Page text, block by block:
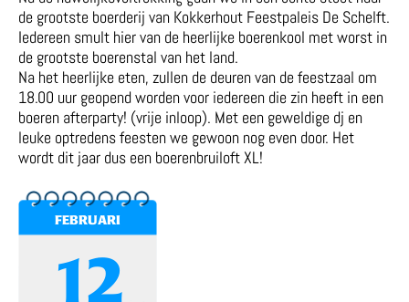
de grootste boerderij van Kokkerhout Feestpaleis De Schelft.
Iedereen smult hier van de heerlijke boerenkool met worst in
de grootste boerenstal van het land.
Na het heerlijke eten, zullen de deuren van de feestzaal om
18.00 uur geopend worden voor iedereen die zin heeft in een
boeren afterparty! (vrije inloop). Met een geweldige dj en
leuke optredens feesten we gewoon nog even door. Het
wordt dit jaar dus een boerenbruiloft XL!
FEBRUARI
12